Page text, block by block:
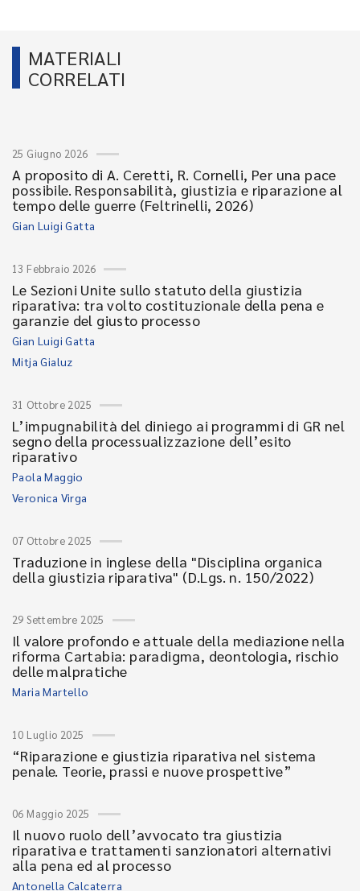
MATERIALI
CORRELATI
25 Giugno 2026
A proposito di A. Ceretti, R. Cornelli, Per una pace
possibile. Responsabilità, giustizia e riparazione al
tempo delle guerre (Feltrinelli, 2026)
Gian Luigi Gatta
13 Febbraio 2026
Le Sezioni Unite sullo statuto della giustizia
riparativa: tra volto costituzionale della pena e
garanzie del giusto processo
Gian Luigi Gatta
Mitja Gialuz
31 Ottobre 2025
L’impugnabilità del diniego ai programmi di GR nel
segno della processualizzazione dell’esito
riparativo
Paola Maggio
Veronica Virga
07 Ottobre 2025
Traduzione in inglese della "Disciplina organica
della giustizia riparativa" (D.Lgs. n. 150/2022)
29 Settembre 2025
Il valore profondo e attuale della mediazione nella
riforma Cartabia: paradigma, deontologia, rischio
delle malpratiche
Maria Martello
10 Luglio 2025
“Riparazione e giustizia riparativa nel sistema
penale. Teorie, prassi e nuove prospettive”
06 Maggio 2025
Il nuovo ruolo dell’avvocato tra giustizia
riparativa e trattamenti sanzionatori alternativi
alla pena ed al processo
Antonella Calcaterra